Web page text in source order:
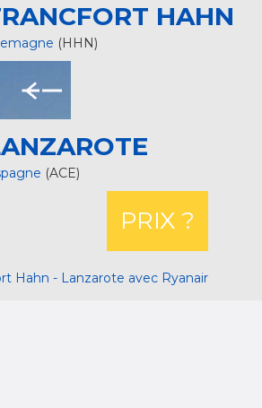
HAHN
(HHN)
(ACE)
PRIX ?
Hahn - Lanzarote avec Ryanair